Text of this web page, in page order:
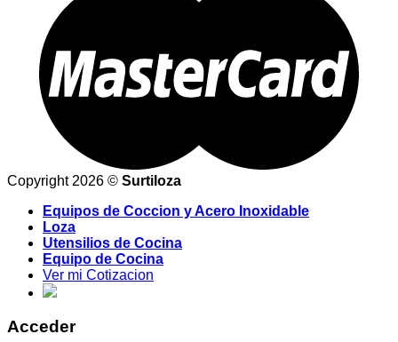
Copyright 2026 © Surtiloza
Equipos de Coccion y Acero Inoxidable
Loza
Utensilios de Cocina
Equipo de Cocina
Ver mi Cotizacion
Acceder